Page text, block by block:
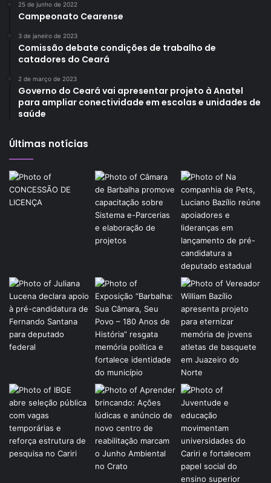
25 de junho de 2022
Campeonato Cearense
3 de janeiro de 2023
Comissão debate condições de trabalho de
catadores do Ceará
2 de março de 2023
Governo do Ceará vai apresentar projeto à Anatel
para ampliar conectividade em escolas e unidades de
saúde
Últimas notícias